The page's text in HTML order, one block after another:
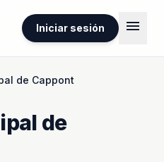
Iniciar sesión menu
de Cappont
de